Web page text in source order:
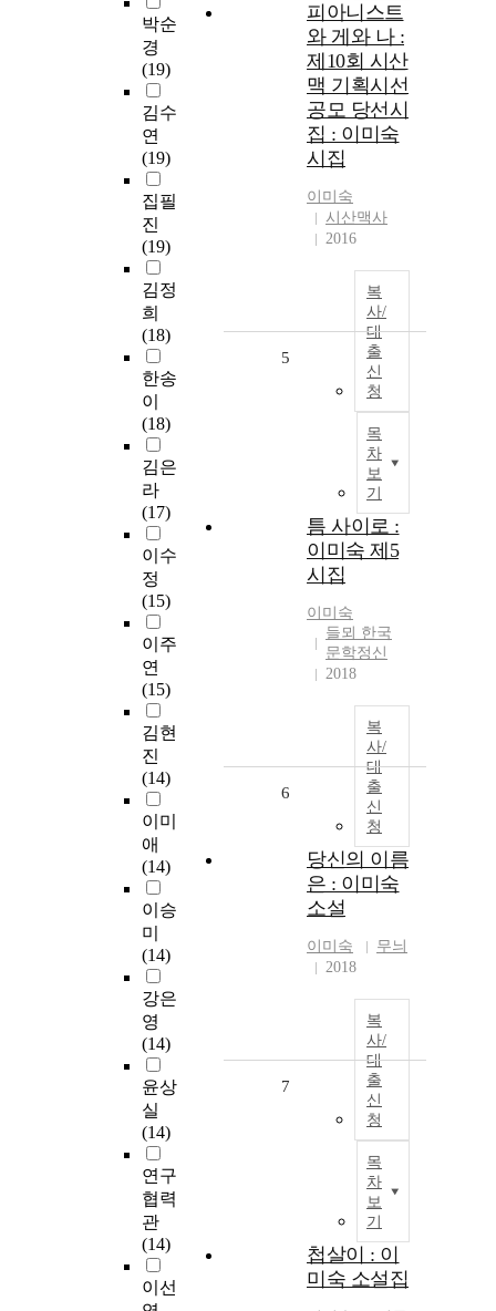
박순
경
(19)
김수
연
(19)
집필
진
(19)
김정
희
(18)
한송
이
(18)
김은
라
(17)
이수
정
(15)
이주
연
(15)
김현
진
(14)
이미
애
(14)
이승
미
(14)
강은
영
(14)
윤상
실
(14)
연구
협력
관
(14)
이선
피아니스트
와 게와 나 :
제10회 시산
맥 기획시선
공모 당선시
집 : 이미숙
시집
이미숙
시산맥사
2016
복
사/
대
출
신
청
목
차
보
기
5
틈 사이로 :
이미숙 제5
시집
이미숙
들뫼 한국
문학정신
2018
복
사/
대
출
신
청
6
당신의 이름
은 : 이미숙
소설
이미숙
무늬
2018
복
사/
대
출
신
청
목
차
보
기
7
첩살이 : 이
미숙 소설집